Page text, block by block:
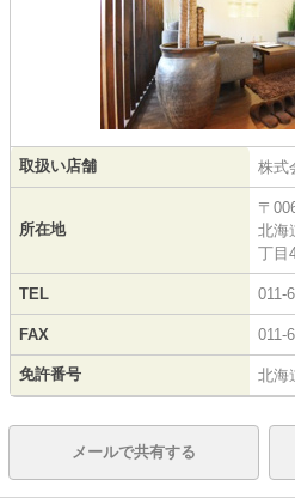
取扱い店舗 株式
所在地
〒
北海
丁目
TEL 011-
FAX 011-
免許番号 北海
メールで共有する